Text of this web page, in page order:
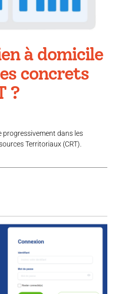
à domicile
concrets
?
progressivement dans les
Territoriaux (CRT).